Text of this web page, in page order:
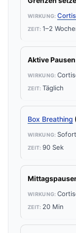
1–2
Aktive
Täglich
Box Breathing
90 Sek
20 Min